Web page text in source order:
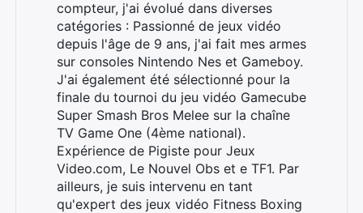
compteur, j'ai évolué dans diverses
catégories : Passionné de jeux vidéo
depuis l'âge de 9 ans, j'ai fait mes armes
sur consoles Nintendo Nes et Gameboy.
J'ai également été sélectionné pour la
finale du tournoi du jeu vidéo Gamecube
Super Smash Bros Melee sur la chaîne
TV Game One (4ème national).
Expérience de Pigiste pour Jeux
Video.com, Le Nouvel Obs et e TF1. Par
ailleurs, je suis intervenu en tant
qu'expert des jeux vidéo Fitness Boxing